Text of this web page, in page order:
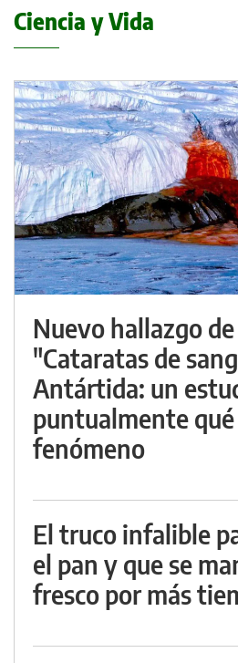
Ciencia y Vida
Nuevo hallazgo
"Cataratas de
Antártida: un
puntualmente qué
fenómeno
El truco infalible
el pan y que se
fresco por más